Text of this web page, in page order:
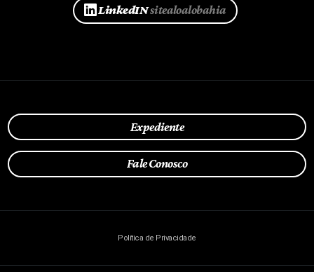
LinkedINsitealoalobahia
Expediente
Fale Conosco
Política de Privacidade